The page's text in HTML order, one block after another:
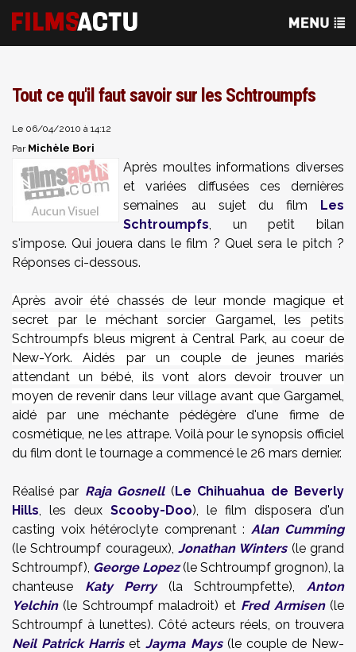
Tout ce qu'il faut savoir sur les Schtroumpfs
Le 06/04/2010 à 14:12
Par Michèle Bori
Après moultes informations diverses
et variées diffusées ces dernières
semaines au sujet du film Les
Schtroumpfs, un petit bilan
s'impose. Qui jouera dans le film ? Quel sera le pitch ?
Réponses ci-dessous.
Après avoir été chassés de leur monde magique et
secret par le méchant sorcier Gargamel, les petits
Schtroumpfs bleus migrent à Central Park, au coeur de
New-York.Aidés par un couple de jeunes mariés
attendant un bébé, ils vont alors devoir trouver un
moyen de revenir dans leur village avant que Gargamel,
aidé par une méchante pédégère d'une firme de
cosmétique, ne les attrape. Voilà pour le synopsis officiel
du film dont le tournage a commencé le 26 mars dernier.
Réalisé par Raja Gosnell(Le Chihuahua de Beverly
Hills, les deux Scooby-Doo), le film disposera d'un
casting voix hétéroclyte comprenant : Alan Cumming
(le Schtroumpf courageux), Jonathan Winters(le grand
Schtroumpf), George Lopez(le Schtroumpf grognon), la
chanteuse Katy Perry(la Schtroumpfette),Anton
Yelchin(le Schtroumpf maladroit) et Fred Armisen(le
Schtroumpf à lunettes). Côté acteurs réels, on trouvera
Neil Patrick HarrisetJayma Mays(le couple de New-